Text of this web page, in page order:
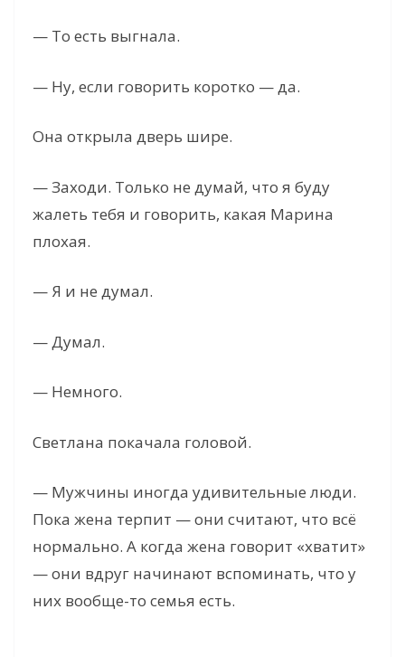
— То есть выгнала.
— Ну, если говорить коротко — да.
Она открыла дверь шире.
— Заходи. Только не думай, что я буду
жалеть тебя и говорить, какая Марина
плохая.
— Я и не думал.
— Думал.
— Немного.
Светлана покачала головой.
— Мужчины иногда удивительные люди.
Пока жена терпит — они считают, что всё
нормально. А когда жена говорит «хватит»
— они вдруг начинают вспоминать, что у
них вообще-то семья есть.